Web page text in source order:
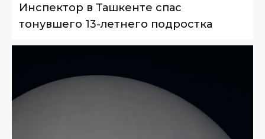
Инспектор в Ташкенте спас
тонувшего 13-летнего подростка